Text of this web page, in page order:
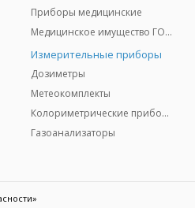
Приборы медицинские
Медицинское имущество ГО и ЧС
Измерительные приборы
Дозиметры
Метеокомплекты
Колориметрические приборы
Газоанализаторы